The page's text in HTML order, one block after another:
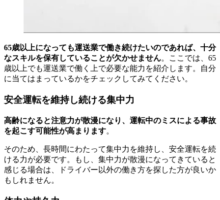
65歳以上になっても運送業で働き続けたいのであれば、十分
なスキルを保有していることが欠かせません。ここでは、65
歳以上でも運送業で働く上で必要な能力を紹介します。自分
に当てはまっているかをチェックしてみてください。
安全運転を維持し続ける集中力
高齢になると注意力が散漫になり、運転中のミスによる事故
を起こす可能性が高まります。
そのため、長時間にわたって集中力を維持し、安全運転を続
ける力が必要です。もし、集中力が散漫になってきていると
感じる場合は、ドライバー以外の働き方を探した方が良いか
もしれません。